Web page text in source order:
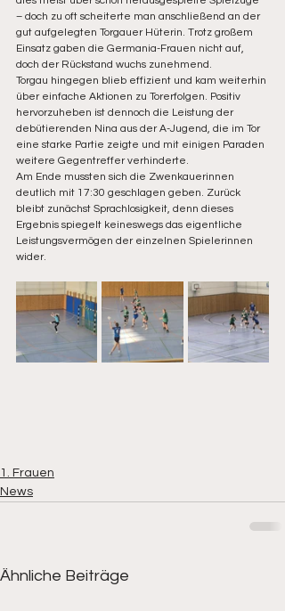
– doch zu oft scheiterte man anschließend an der
gut aufgelegten Torgauer Hüterin. Trotz großem
Einsatz gaben die Germania-Frauen nicht auf,
doch der Rückstand wuchs zunehmend.
Torgau hingegen blieb effizient und kam weiterhin
über einfache Aktionen zu Torerfolgen. Positiv
hervorzuheben ist dennoch die Leistung der
debütierenden Nina aus der A-Jugend, die im Tor
eine starke Partie zeigte und mit einigen Paraden
weitere Gegentreffer verhinderte.
Am Ende mussten sich die Zwenkauerinnen
deutlich mit 17:30 geschlagen geben. Zurück
bleibt zunächst Sprachlosigkeit, denn dieses
Ergebnis spiegelt keineswegs das eigentliche
Leistungsvermögen der einzelnen Spielerinnen
wider.
1. Frauen
News
Ähnliche Beiträge